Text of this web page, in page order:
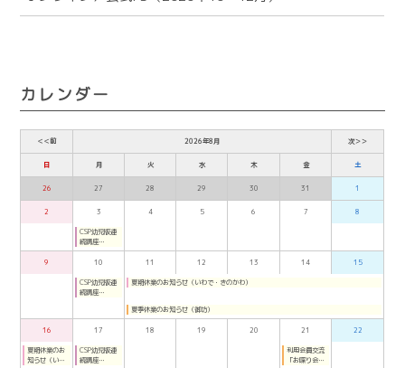
カレンダー
＜＜前 2026年8月 次＞＞
日 月 火 水 木 金 土
26 27 28 29 30 31 1
2 3 4 5 6 7 8
CSP幼児版連
続講座
（2026年7月
～8月月曜夜：
9 10 11 12 13 14 15
CSP幼児版連
続講座
オンライン）
夏期休業のお知らせ（いわで・きのかわ）
夏季休業のお知らせ（御坊）
16 17 18 19 20 21 22
夏期休業のお
知らせ（いわ
CSP幼児版連
続講座
利用会員交流
「お喋り会」